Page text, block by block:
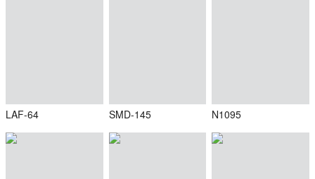
LAF-64 SMD-145 N1095